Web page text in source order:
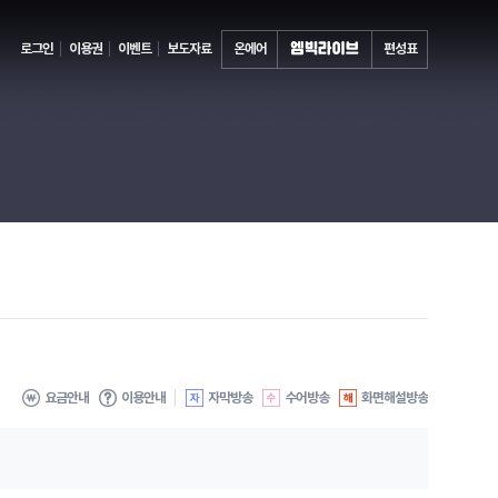
로그인 이용권 이벤트 보도자료 온에어 편성표
요금안내 이용안내 자막방송 수어방송 화면해설방송